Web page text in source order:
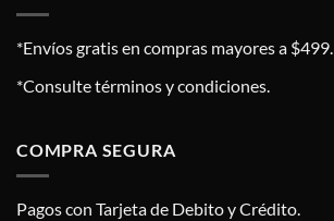
*Envíos gratis en compras mayores a $499.
*Consulte términos y condiciones.
COMPRA SEGURA
Pagos con Tarjeta de Debito y Crédito.